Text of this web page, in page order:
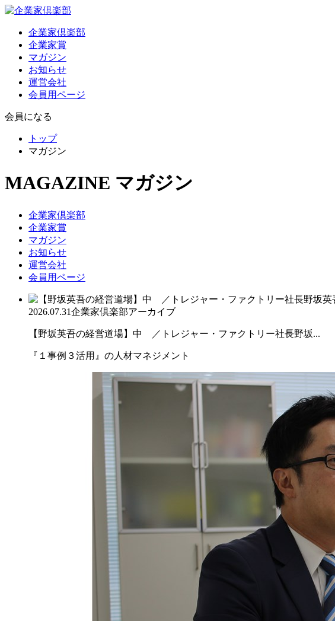
企業家倶楽部
企業家賞
マガジン
お知らせ
運営会社
会員用ページ
会員になる
トップ
マガジン
MAGAZINE マガジン
企業家倶楽部
企業家賞
マガジン
お知らせ
運営会社
会員用ページ
2026.07.31企業家倶楽部アーカイブ
【野坂英吾の経営道場】中 ／トレジャー・ファクトリー社長野坂...
『１事例３活用』の人材マネジメント